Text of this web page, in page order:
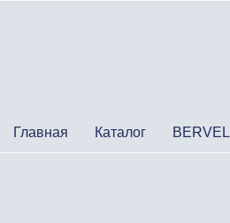
Главная Каталог BERVEL